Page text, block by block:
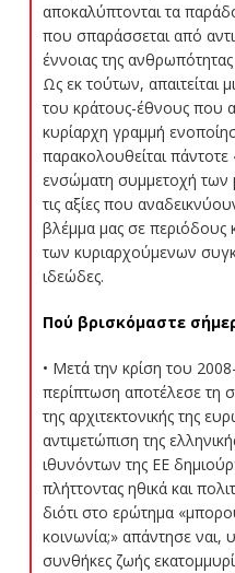
αποκαλύπτονται τα
που σπαράσσεται από
έννοιας της
Ως εκ τούτων,
του κράτους-έθνους που
κυρίαρχη γραμμή
παρακολουθείται
ενσώματη συμμετοχή των
τις αξίες που
βλέμμα μας σε περιόδους
των κυριαρχούμενων
ιδεώδες.
Πού βρισκόμαστε
• Μετά την κρίση του
περίπτωση αποτέλεσε τη
της αρχιτεκτονικής της
αντιμετώπιση της
ιθυνόντων της ΕΕ
πλήττοντας ηθικά και
διότι στο ερώτημα
κοινωνία;» απάντησε ναι,
συνθήκες ζωής